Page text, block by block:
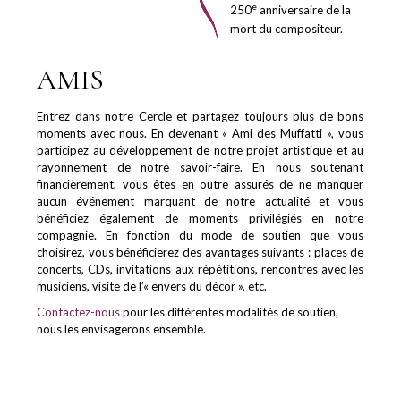
250e anniversaire de la
mort du compositeur.
AMIS
Entrez dans notre Cercle et partagez toujours plus de bons
moments avec nous. En devenant « Ami des Muffatti », vous
participez au développement de notre projet artistique et au
rayonnement de notre savoir-faire. En nous soutenant
financièrement, vous êtes en outre assurés de ne manquer
aucun événement marquant de notre actualité et vous
bénéficiez également de moments privilégiés en notre
compagnie. En fonction du mode de soutien que vous
choisirez, vous bénéficierez des avantages suivants : places de
concerts, CDs, invitations aux répétitions, rencontres avec les
musiciens, visite de l’« envers du décor », etc.
Contactez-nouspour les différentes modalités de soutien,
nous les envisagerons ensemble.